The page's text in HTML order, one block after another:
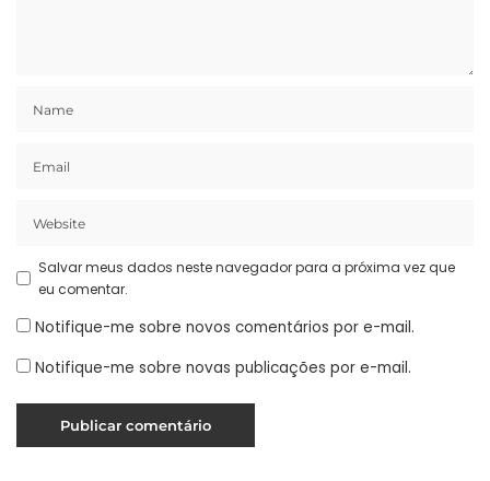
Salvar meus dados neste navegador para a próxima vez que
eu comentar.
Notifique-me sobre novos comentários por e-mail.
Notifique-me sobre novas publicações por e-mail.